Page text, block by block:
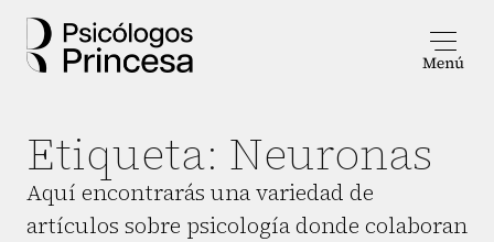
Etiqueta: Neuronas
Aquí encontrarás una variedad de
artículos sobre psicología donde colaboran